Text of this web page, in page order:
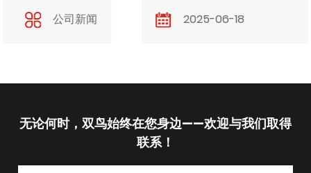
增强的起重能力 钢丝绳提升系统最突出的优势之一是其强
大的起重能力。凭借坚固的结构与优异的承载性能，它们
2025-06-18 行业新闻
无论何时，双鸟始终在您身边——欢迎与我们取得
联系！